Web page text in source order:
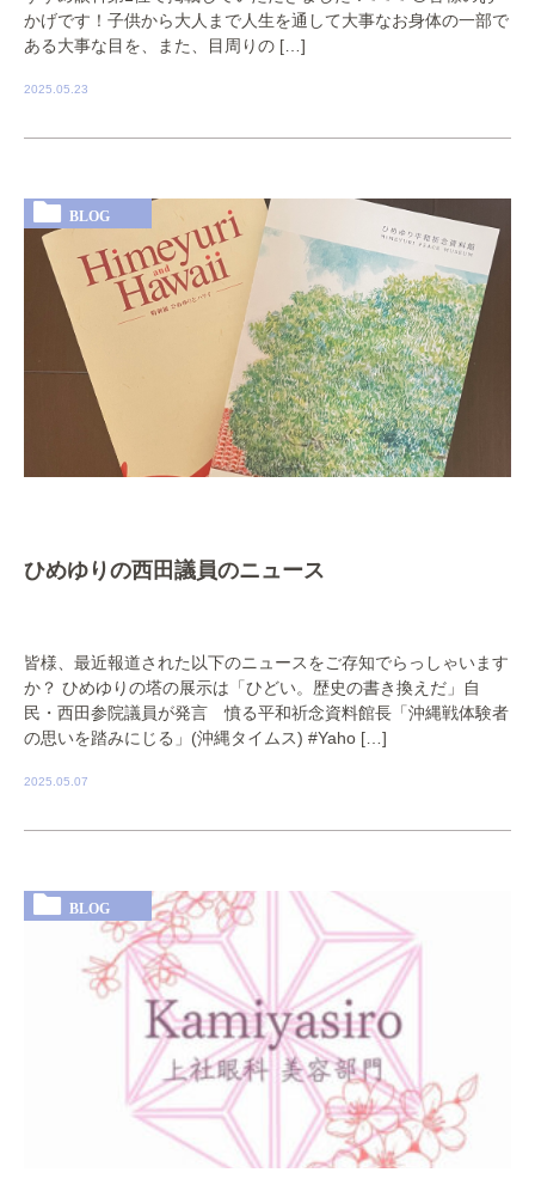
かげです！子供から大人まで人生を通して大事なお身体の一部で
ある大事な目を、また、目周りの […]
2025.05.23
BLOG
ひめゆりの西田議員のニュース
皆様、最近報道された以下のニュースをご存知でらっしゃいます
か？ ひめゆりの塔の展示は「ひどい。歴史の書き換えだ」自
民・西田参院議員が発言 憤る平和祈念資料館長「沖縄戦体験者
の思いを踏みにじる」(沖縄タイムス) #Yaho […]
2025.05.07
BLOG